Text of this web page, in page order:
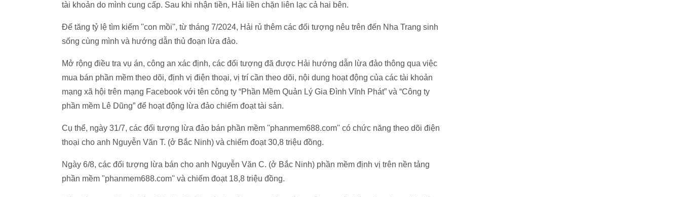
tài khoản do mình cung cấp. Sau khi nhận tiền, Hải liền chặn liên lạc cả hai bên.
Để tăng tỷ lệ tìm kiếm ''con mồi'', từ tháng 7/2024, Hải rủ thêm các đối tượng nêu trên đến Nha Trang sinh
sống cùng mình và hướng dẫn thủ đoạn lừa đảo.
Mở rộng điều tra vụ án, công an xác định, các đối tượng đã được Hải hướng dẫn lừa đảo thông qua việc
mua bán phần mềm theo dõi, định vị điện thoại, vị trí cần theo dõi, nội dung hoạt động của các tài khoản
mạng xã hội trên mạng Facebook với tên công ty “Phần Mềm Quản Lý Gia Đình Vĩnh Phát” và “Công ty
phần mềm Lê Dũng” để hoạt động lừa đảo chiếm đoạt tài sản.
Cụ thể, ngày 31/7, các đối tượng lừa đảo bán phần mềm ''phanmem688.com'' có chức năng theo dõi điện
thoại cho anh Nguyễn Văn T. (ở Bắc Ninh) và chiếm đoạt 30,8 triệu đồng.
Ngày 6/8, các đối tượng lừa bán cho anh Nguyễn Văn C. (ở Bắc Ninh) phần mềm định vị trên nền tảng
phần mềm "phanmem688.com'' và chiếm đoạt 18,8 triệu đồng.